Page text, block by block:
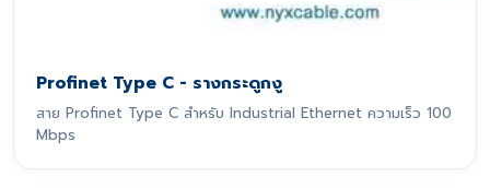
Profinet Type C - รางกระดูกงู
สาย Profinet Type C สำหรับ Industrial Ethernet ความเร็ว 100
Mbps